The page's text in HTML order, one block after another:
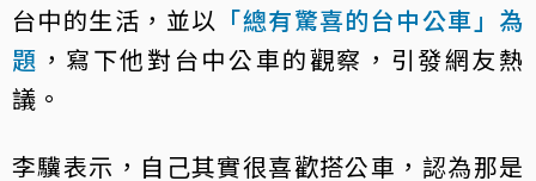
台中的生活，並以 「總有驚喜的台中公車」為
題 ，寫下他對台中公車的觀察，引發網友熱
議。
李驥表示，自己其實很喜歡搭公車，認為那是